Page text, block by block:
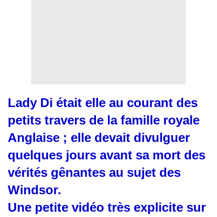
Lady Di était elle au courant des
petits travers de la famille royale
Anglaise ; elle devait divulguer
quelques jours avant sa mort des
vérités gênantes au sujet des
Windsor.
Une petite vidéo très explicite sur